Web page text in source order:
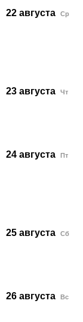
22 августа
Ср
23 августа
Чт
24 августа
Пт
25 августа
Сб
26 августа
Вс